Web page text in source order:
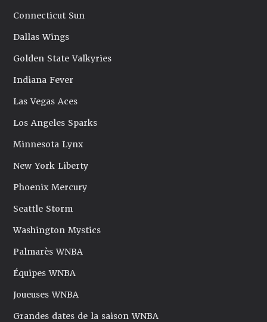
Connecticut Sun
Dallas Wings
Golden State Valkyries
Indiana Fever
Las Vegas Aces
Los Angeles Sparks
Minnesota Lynx
New York Liberty
Phoenix Mercury
Seattle Storm
Washington Mystics
Palmarès WNBA
Équipes WNBA
Joueuses WNBA
Grandes dates de la saison WNBA